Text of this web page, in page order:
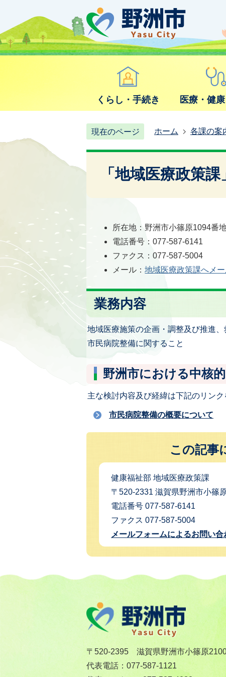
くらし・手続き 医療・健
現在のページ ホーム 各課の案
「地域医療政策課
所在地：野洲市小篠原1094番
電話番号：077-587-6141
ファクス：077-587-5004
メール：地域医療政策課へメ
業務内容
地域医療施策の企画・調整及び推進
市民病院整備に関すること
野洲市における中核
主な検討内容及び経緯は下記のリン
市民病院整備の概要について
この記事
健康福祉部 地域医療政策課
〒520-2331 滋賀県野洲市小篠
電話番号 077-587-6141
ファクス 077-587-5004
メールフォームによるお問い合
〒520-2395 滋賀県野洲市小篠原
代表電話：077-587-1121